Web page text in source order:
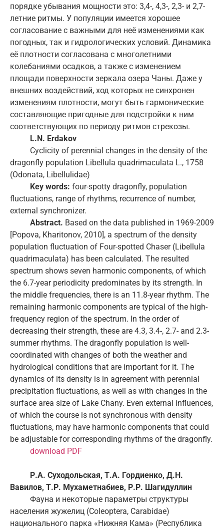
порядке убывания мощности это: 3,4-, 4,3-, 2,3- и 2,7-
летние ритмы. У популяции имеется хорошее
согласование с важными для неё изменениями как
погодных, так и гидрологических условий. Динамика
её плотности согласована с многолетними
колебаниями осадков, а также с изменением
площади поверхности зеркала озера Чаны. Даже у
внешних воздействий, ход которых не синхронен
изменениям плотности, могут быть гармонические
составляющие пригодные для подстройки к ним
соответствующих по периоду ритмов стрекозы.
L.N. Erdakov
Cyclicity of perennial changes in the density of the
dragonfly population Libellula quadrimaculata L., 1758
(Odonata, Libellulidae)
Key words: four-spotty dragonfly, population
fluctuations, range of rhythms, recurrence of number,
external synchronizer.
Abstract. Based on the data published in 1969-2009
[Popova, Kharitonov, 2010], a spectrum of the density
population fluctuation of Four-spotted Chaser (Libellula
quadrimaculata) has been calculated. The resulted
spectrum shows seven harmonic components, of which
the 6.7-year periodicity predominates by its strength. In
the middle frequencies, there is an 11.8-year rhythm. The
remaining harmonic components are typical of the high-
frequency region of the spectrum. In the order of
decreasing their strength, these are 4.3, 3.4-, 2.7- and 2.3-
summer rhythms. The dragonfly population is well-
coordinated with changes of both the weather and
hydrological conditions that are important for it. The
dynamics of its density is in agreement with perennial
precipitation fluctuations, as well as with changes in the
surface area size of Lake Chany. Even external influences,
of which the course is not synchronous with density
fluctuations, may have harmonic components that could
be adjustable for corresponding rhythms of the dragonfly.
download PDF
Р.А. Суходольская, Т.А. Гордиенко, Д.Н.
Вавилов, Т.Р. Мухаметнабиев, Р.Р. Шагидуллин
Фауна и некоторые параметры структуры
населения жужелиц (Coleoptera, Carabidae)
национального парка «Нижняя Кама» (Республика